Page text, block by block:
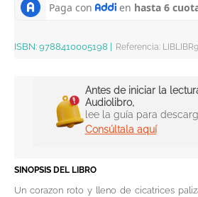
ISBN: 9788410005198 Referencia:
Antes de iniciar la
Audiolibro,
lee la guía para
Consúltala aquí
SINOPSIS DEL LIBRO
Un corazon roto y lleno de cicatrices